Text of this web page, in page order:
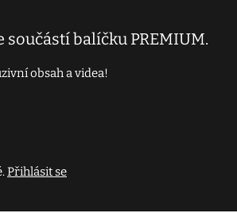
součástí balíčku PREMIUM.
obsah a videa!
Přihlásit se